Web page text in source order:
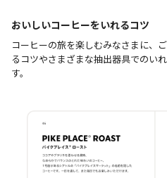
おいしいコーヒーをいれるコツ
コーヒーの旅を楽しむみなさまに、
るコツやさまざまな抽出器具でのい
す。